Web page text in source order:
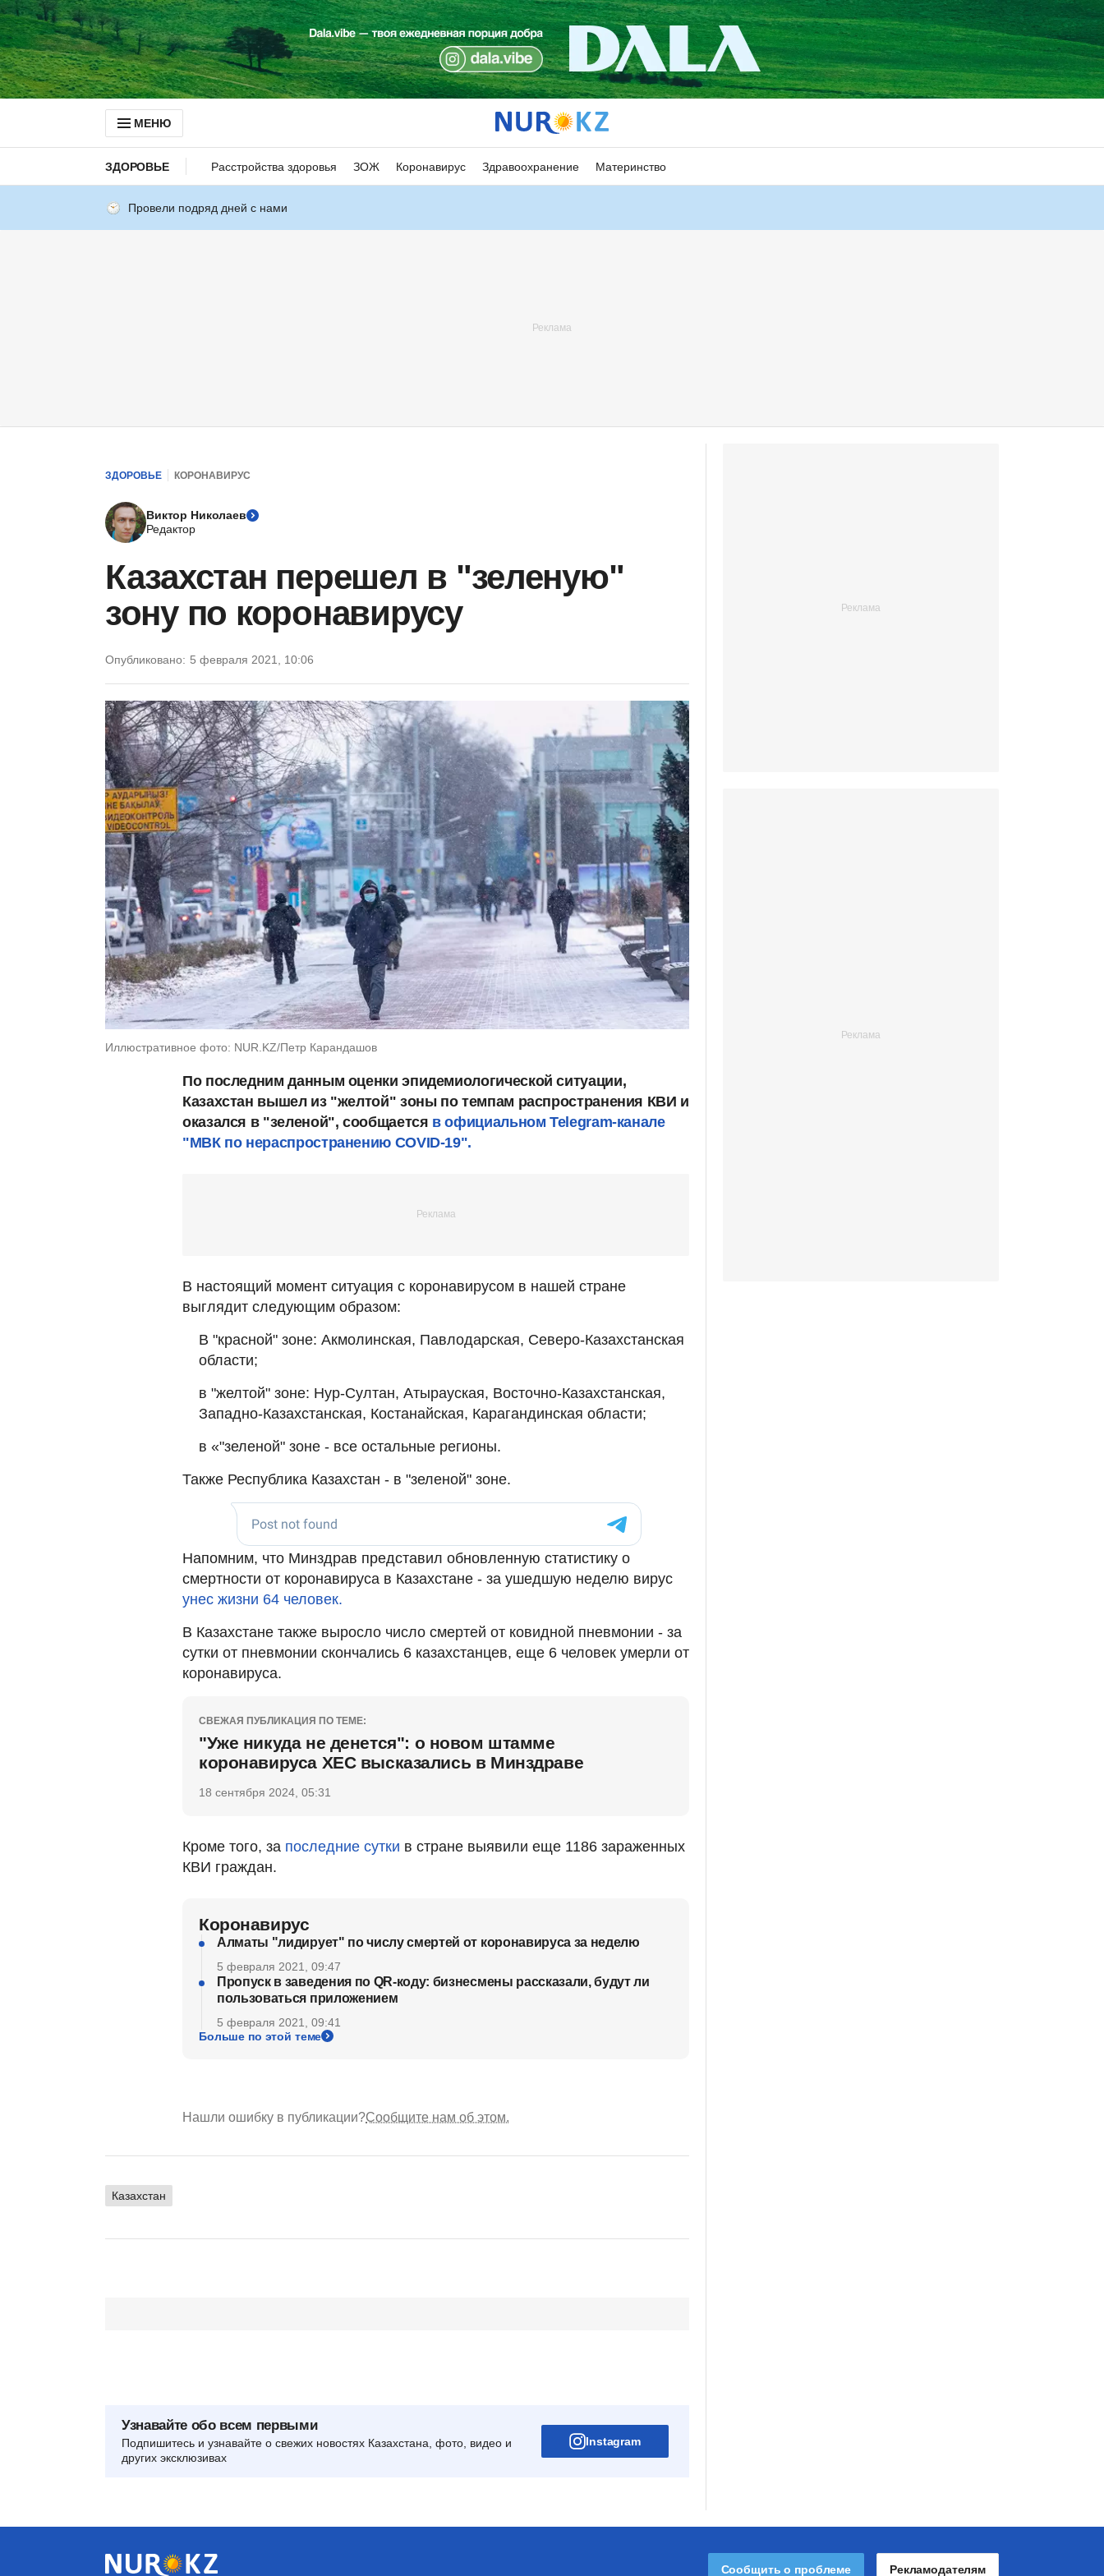
МЕНЮ
ЗДОРОВЬЕ Расстройства здоровья ЗОЖ Коронавирус Здравоохранение Материнство
Провели подряд дней с нами
ЗДОРОВЬЕ КОРОНАВИРУС
Виктор Николаев
Редактор
Казахстан перешел в "зеленую"
зону по коронавирусу
Опубликовано: 5 февраля 2021, 10:06
Иллюстративное фото: NUR.KZ/Петр Карандашов
По последним данным оценки эпидемиологической ситуации,
Казахстан вышел из "желтой" зоны по темпам распространения КВИ и
оказался в "зеленой", сообщается в официальном Telegram-канале
"МВК по нераспространению COVID-19".
В настоящий момент ситуация с коронавирусом в нашей стране
выглядит следующим образом:
В "красной" зоне: Акмолинская, Павлодарская, Северо-Казахстанская
области;
в "желтой" зоне: Нур-Султан, Атырауская, Восточно-Казахстанская,
Западно-Казахстанская, Костанайская, Карагандинская области;
в «"зеленой" зоне - все остальные регионы.
Также Республика Казахстан - в "зеленой" зоне.
Напомним, что Минздрав представил обновленную статистику о
смертности от коронавируса в Казахстане - за ушедшую неделю вирус
унес жизни 64 человек.
В Казахстане также выросло число смертей от ковидной пневмонии - за
сутки от пневмонии скончались 6 казахстанцев, еще 6 человек умерли от
коронавируса.
СВЕЖАЯ ПУБЛИКАЦИЯ ПО ТЕМЕ:
"Уже никуда не денется": о новом штамме
коронавируса ХЕС высказались в Минздраве
18 сентября 2024, 05:31
Кроме того, за последние сутки в стране выявили еще 1186 зараженных
КВИ граждан.
Коронавирус
Алматы "лидирует" по числу смертей от коронавируса за неделю
5 февраля 2021, 09:47
Пропуск в заведения по QR-коду: бизнесмены рассказали, будут ли
пользоваться приложением
5 февраля 2021, 09:41
Больше по этой теме
Нашли ошибку в публикации?Сообщите нам об этом.
Казахстан
Узнавайте обо всем первыми
Подпишитесь и узнавайте о свежих новостях Казахстана, фото, видео и
других эксклюзивах
Instagram
Сообщить о проблеме Рекламодателям